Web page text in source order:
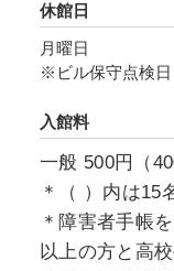
休館日
月曜日
※ビル保守点検日
入館料
一般 500円（
＊（ ）内は15
＊障害者手帳
以上の方と高